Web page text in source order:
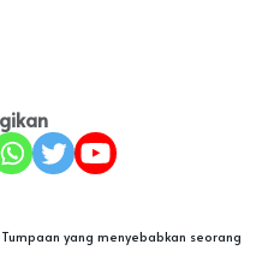
yang menyebabkan seorang